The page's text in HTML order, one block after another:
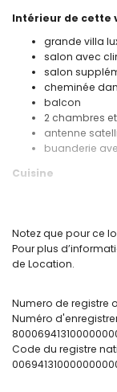
Intérieur de cette
grande villa
salon avec
salon
cheminée
balcon
2 chambres
antenne
buanderie
Cuisine
machine à
Chambres et
chambre
salle de
salle de
Extérieur de cette
Notez que pour ce
Pour plus
de Location.
Numero de registre
Numéro
Code du registre